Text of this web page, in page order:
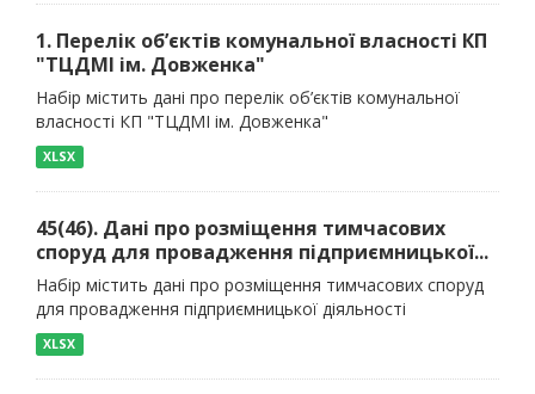
1. Перелік об’єктів комунальної власності КП
"ТЦДМІ ім. Довженка"
Набір містить дані про перелік об’єктів комунальної
власності КП "ТЦДМІ ім. Довженка"
XLSX
45(46). Дані про розміщення тимчасових
споруд для провадження підприємницької...
Набір містить дані про розміщення тимчасових споруд
для провадження підприємницької діяльності
XLSX